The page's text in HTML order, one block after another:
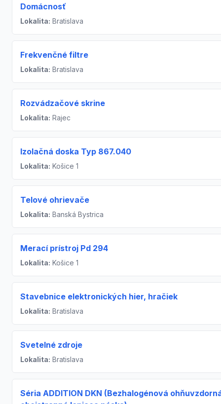
Domácnosť
Lokalita: Bratislava
Frekvenčné filtre
Lokalita: Bratislava
Rozvádzačové skrine
Lokalita: Rajec
Izolačná doska Typ 867.040
Lokalita: Košice 1
Telové ohrievače
Lokalita: Banská Bystrica
Merací prístroj Pd 294
Lokalita: Košice 1
Stavebnice elektronických hier, hračiek
Lokalita: Bratislava
Svetelné zdroje
Lokalita: Bratislava
Séria ADDITION DKN (Bezhalogénová